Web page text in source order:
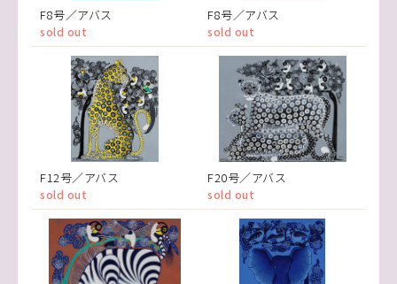
F8号／アバス
sold out
F8号／アバス
sold out
F12号／アバス
sold out
F20号／アバス
sold out